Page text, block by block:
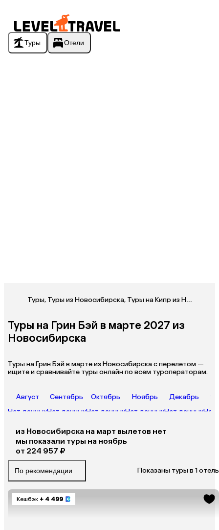
Туры Отели
Туры, Туры из Новосибирска, Туры на Кипр из Новосибирска
Туры на Грин Бэй в марте 2027 из
Новосибирска
Туры на Грин Бэй в марте из Новосибирска с перелетом —
ищите и сравнивайте туры онлайн по всем туроператорам.
Август
Нет данных
Сентябрь
Нет данных
Октябрь
Нет данных
Ноябрь
Нет данных
Декабрь
Нет данныхНет
из Новосибирска на март вылетов нет
мы показали туры на ноябрь
от 224 957 ₽
По рекомендации Показаны туры в 1 отель
Кешбэк + 4 499